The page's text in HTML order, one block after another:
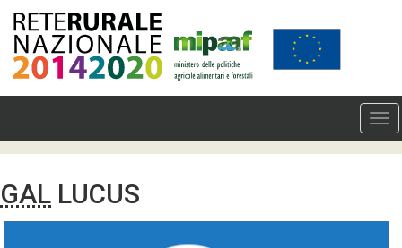
GAL LUCUS